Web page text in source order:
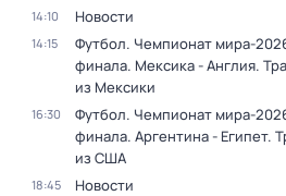
14:10 Новости
14:15
Футбол. Чемпионат мира-
финала. Мексика - Англия.
из Мексики
16:30
Футбол. Чемпионат мира-
финала. Аргентина - Египет.
из США
18:45 Новости